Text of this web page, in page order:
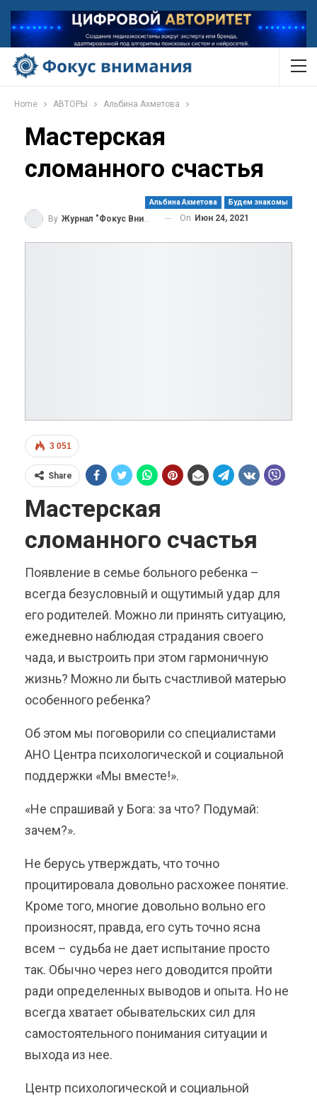
Home АВТОРЫ Альбина Ахметова
Мастерская
сломанного счастья
Альбина Ахметова Будем знакомы
By Журнал "Фокус Внимания" On Июн 24, 2021
3 051
Share
Мастерская
сломанного счастья
Появление в семье больного ребенка –
всегда безусловный и ощутимый удар для
его родителей. Можно ли принять ситуацию,
ежедневно наблюдая страдания своего
чада, и выстроить при этом гармоничную
жизнь? Можно ли быть счастливой матерью
особенного ребенка?
Об этом мы поговорили со специалистами
АНО Центра психологической и социальной
поддержки «Мы вместе!».
«Не спрашивай у Бога: за что? Подумай:
зачем?».
Не берусь утверждать, что точно
процитировала довольно расхожее понятие.
Кроме того, многие довольно вольно его
произносят, правда, его суть точно ясна
всем – судьба не дает испытание просто
так. Обычно через него доводится пройти
ради определенных выводов и опыта. Но не
всегда хватает обывательских сил для
самостоятельного понимания ситуации и
выхода из нее.
Центр психологической и социальной